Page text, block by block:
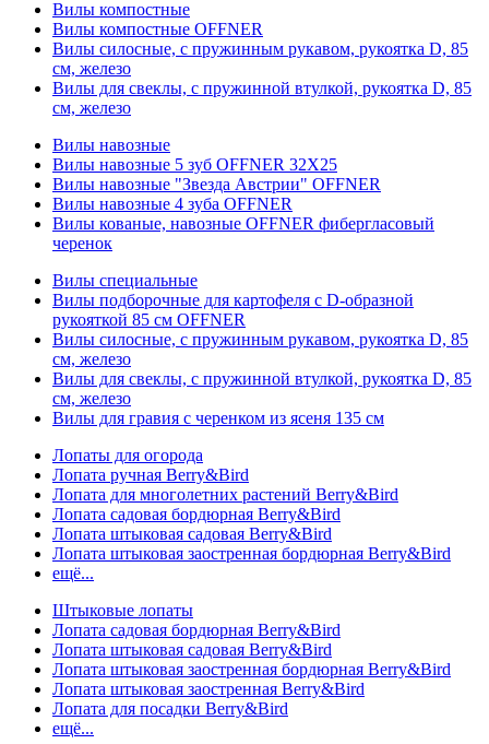
Вилы компостные
Вилы компостные OFFNER
Вилы силосные, с пружинным рукавом, рукоятка D, 85
см, железо
Вилы для свеклы, с пружинной втулкой, рукоятка D, 85
см, железо
Вилы навозные
Вилы навозные 5 зуб OFFNER 32X25
Вилы навозные "Звезда Австрии" OFFNER
Вилы навозные 4 зуба OFFNER
Вилы кованые, навозные OFFNER фибергласовый
черенок
Вилы специальные
Вилы подборочные для картофеля с D-образной
рукояткой 85 см OFFNER
Вилы силосные, с пружинным рукавом, рукоятка D, 85
см, железо
Вилы для свеклы, с пружинной втулкой, рукоятка D, 85
см, железо
Вилы для гравия с черенком из ясеня 135 см
Лопаты для огорода
Лопата ручная Berry&Bird
Лопата для многолетних растений Berry&Bird
Лопата садовая бордюрная Berry&Bird
Лопата штыковая садовая Berry&Bird
Лопата штыковая заостренная бордюрная Berry&Bird
ещё...
Штыковые лопаты
Лопата садовая бордюрная Berry&Bird
Лопата штыковая садовая Berry&Bird
Лопата штыковая заостренная бордюрная Berry&Bird
Лопата штыковая заостренная Berry&Bird
Лопата для посадки Berry&Bird
ещё...